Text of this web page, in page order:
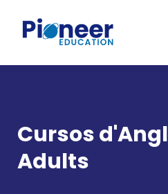
INICIAR
CAT
Cursos
Adults